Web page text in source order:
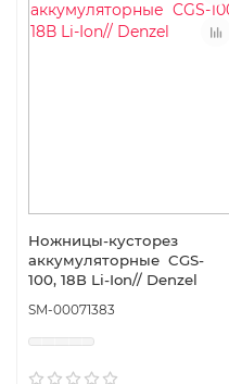
Ножницы-кусторез
аккумуляторные CGS-
100, 18В Li-Ion// Denzel
SM-00071383